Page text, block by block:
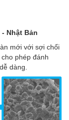
Nhật Bản
mới với sợi chổi
phép đánh
dàng.